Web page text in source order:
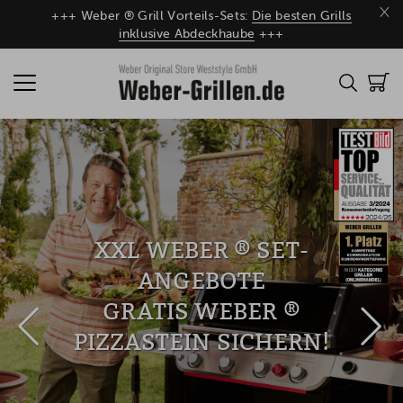
×
+++ Weber ® Grill Vorteils-Sets: Die besten Grills
inklusive Abdeckhaube +++
XXL WEBER ® SET-
ANGEBOTE
GRATIS WEBER ®
PIZZASTEIN SICHERN!